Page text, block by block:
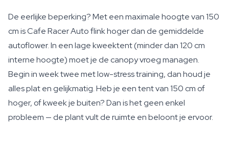
De eerlijke beperking? Met een maximale hoogte van 150
cm is Cafe Racer Auto flink hoger dan de gemiddelde
autoflower. In een lage kweektent (minder dan 120 cm
interne hoogte) moet je de canopy vroeg managen.
Begin in week twee met low-stress training, dan houd je
alles plat en gelijkmatig. Heb je een tent van 150 cm of
hoger, of kweek je buiten? Dan is het geen enkel
probleem — de plant vult de ruimte en beloont je ervoor.